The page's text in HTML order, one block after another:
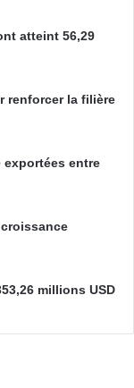
atteint 56,29
renforcer la filière
exportées entre
millions USD